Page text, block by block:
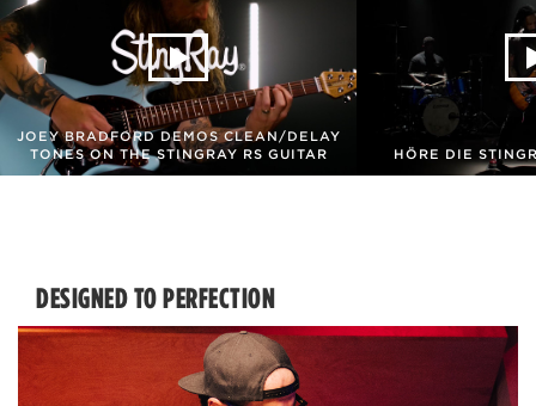
JOEY BRADFORD DEMOS CLEAN/DELAY
TONES ON THE STINGRAY RS GUITAR
HÖRE DIE
DESIGNED TO PERFECTION